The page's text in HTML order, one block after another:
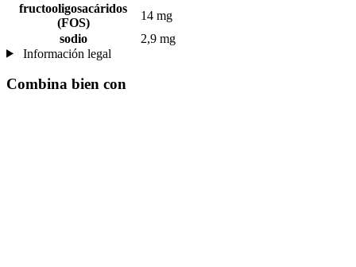
fructooligosacáridos
(FOS)
14 mg
sodio
2,9 mg
Información legal
Combina bien con